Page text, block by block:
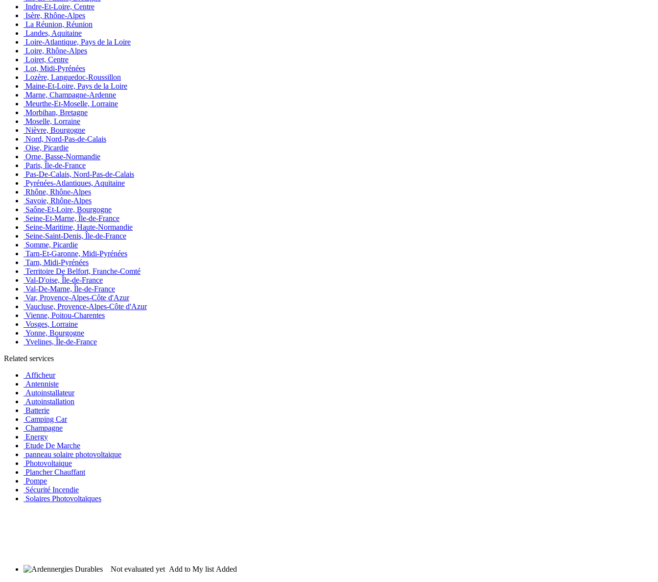
Indre-Et-Loire, Centre
Isère, Rhône-Alpes
La Réunion, Réunion
Landes, Aquitaine
Loire-Atlantique, Pays de la Loire
Loire, Rhône-Alpes
Loiret, Centre
Lot, Midi-Pyrénées
Lozère, Languedoc-Roussillon
Maine-Et-Loire, Pays de la Loire
Marne, Champagne-Ardenne
Meurthe-Et-Moselle, Lorraine
Morbihan, Bretagne
Moselle, Lorraine
Nièvre, Bourgogne
Nord, Nord-Pas-de-Calais
Oise, Picardie
Orne, Basse-Normandie
Paris, Île-de-France
Pas-De-Calais, Nord-Pas-de-Calais
Pyrénées-Atlantiques, Aquitaine
Rhône, Rhône-Alpes
Savoie, Rhône-Alpes
Saône-Et-Loire, Bourgogne
Seine-Et-Marne, Île-de-France
Seine-Maritime, Haute-Normandie
Seine-Saint-Denis, Île-de-France
Somme, Picardie
Tarn-Et-Garonne, Midi-Pyrénées
Tarn, Midi-Pyrénées
Territoire De Belfort, Franche-Comté
Val-D'oise, Île-de-France
Val-De-Marne, Île-de-France
Var, Provence-Alpes-Côte d'Azur
Vaucluse, Provence-Alpes-Côte d'Azur
Vienne, Poitou-Charentes
Vosges, Lorraine
Yonne, Bourgogne
Yvelines, Île-de-France
Related services
Afficheur
Antenniste
Autoinstallateur
Autoinstallation
Batterie
Camping Car
Champagne
Energy
Etude De Marche
panneau solaire photovoltaique
Photovoltaique
Plancher Chauffant
Pompe
Sécurité Incendie
Solaires Photovoltaïques
Not evaluated yet Add to My list Added